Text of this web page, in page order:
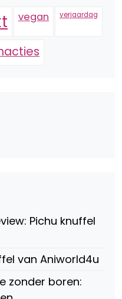
vegan verjaardag
Pichu knuffel
van Aniworld4u
zonder boren: